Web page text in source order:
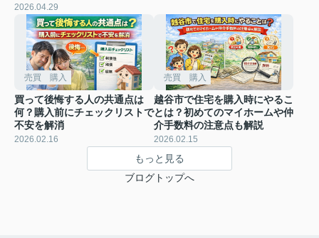
2026.04.29
売買 購入
買って後悔する人の共通点は
何？購入前にチェックリストで
不安を解消
2026.02.16
売買 購入
越谷市で住宅を購入時にやるこ
とは？初めてのマイホームや仲
介手数料の注意点も解説
2026.02.15
もっと見る
ブログトップへ